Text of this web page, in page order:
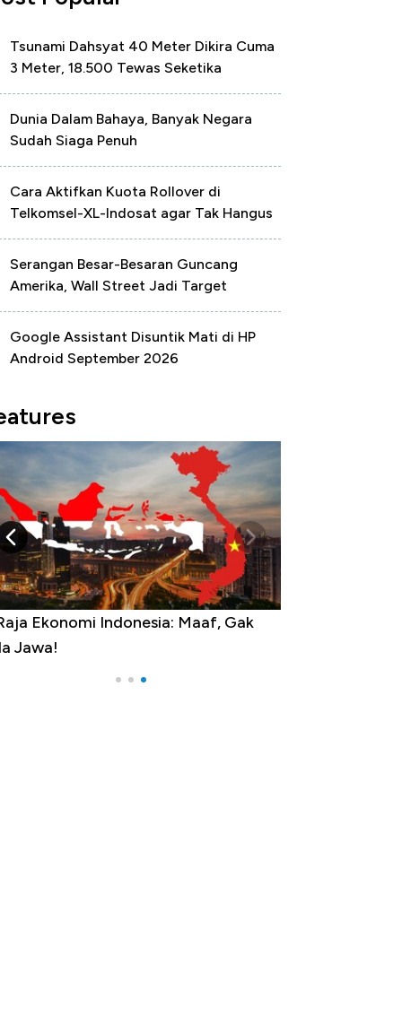
Tsunami Dahsyat 40 Meter Dikira Cuma
3 Meter, 18.500 Tewas Seketika
Dunia Dalam Bahaya, Banyak Negara
Sudah Siaga Penuh
Cara Aktifkan Kuota Rollover di
Telkomsel-XL-Indosat agar Tak Hangus
Serangan Besar-Besaran Guncang
Amerika, Wall Street Jadi Target
Google Assistant Disuntik Mati di HP
Android September 2026
Ekonomi Indonesia: Maaf, Gak
Jawa!